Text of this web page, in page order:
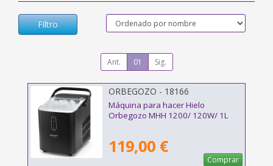
Filtro
Ant. 01 Sig.
ORBEGOZO - 18166
Máquina para hacer Hielo
Orbegozo MHH 1200/ 120W/ 1L
119,00 €
Comprar